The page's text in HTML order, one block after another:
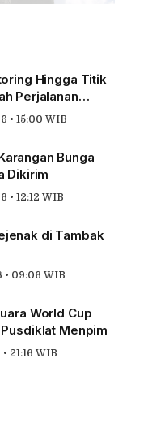
Hingga Titik
Perjalanan
• 15:00 WIB
Bunga
Dikirim
• 12:12 WIB
di Tambak
• 09:06 WIB
World Cup
Menpim
21:16 WIB